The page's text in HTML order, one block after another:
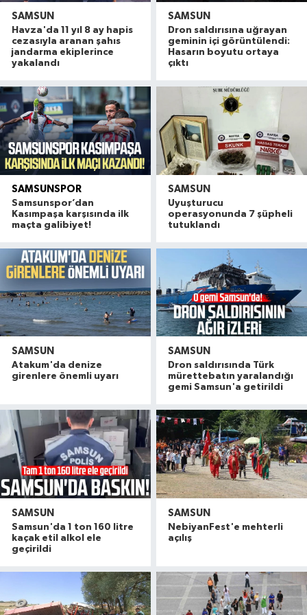
SAMSUN
Havza'da 11 yıl 8 ay hapis
cezasıyla aranan şahıs
jandarma ekiplerince
yakalandı
SAMSUN
Dron saldırısına uğrayan
geminin içi görüntülendi:
Hasarın boyutu ortaya
çıktı
SAMSUNSPOR
Samsunspor’dan
Kasımpaşa karşısında ilk
maçta galibiyet!
SAMSUN
Uyuşturucu
operasyonunda 7 şüpheli
tutuklandı
SAMSUN
Atakum'da denize
girenlere önemli uyarı
SAMSUN
Dron saldırısında Türk
mürettebatın yaralandığı
gemi Samsun'a getirildi
SAMSUN
Samsun'da 1 ton 160 litre
kaçak etil alkol ele
geçirildi
SAMSUN
NebiyanFest'e mehterli
açılış